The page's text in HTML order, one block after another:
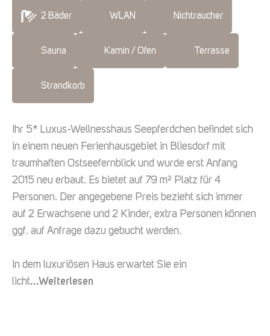
2 Bäder WLAN Nichtraucher
Sauna Kamin / Ofen Terrasse
Strandkorb
Ihr 5* Luxus-Wellnesshaus Seepferdchen befindet sich
in einem neuen Ferienhausgebiet in Bliesdorf mit
traumhaften Ostseefernblick und wurde erst Anfang
2015 neu erbaut. Es bietet auf 79 m² Platz für 4
Personen. Der angegebene Preis bezieht sich immer
auf 2 Erwachsene und 2 Kinder, extra Personen können
ggf. auf Anfrage dazu gebucht werden.
In dem luxuriösen Haus erwartet Sie ein
licht...Weiterlesen